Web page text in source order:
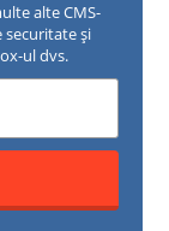
alte CMS-
securitate și
ul dvs.